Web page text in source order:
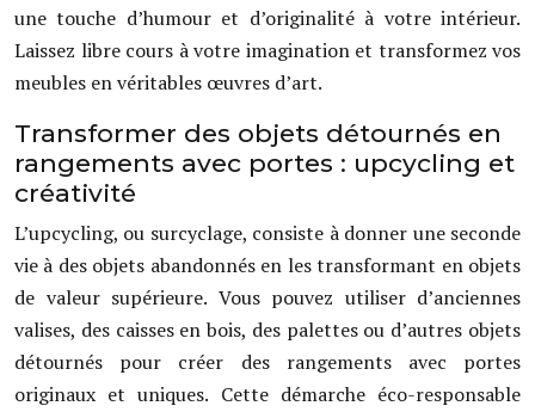
une touche d’humour et d’originalité à votre intérieur.
Laissez libre cours à votre imagination et transformez vos
meubles en véritables œuvres d’art.
Transformer des objets détournés en
rangements avec portes : upcycling et
créativité
L’upcycling, ou surcyclage, consiste à donner une seconde
vie à des objets abandonnés en les transformant en objets
de valeur supérieure. Vous pouvez utiliser d’anciennes
valises, des caisses en bois, des palettes ou d’autres objets
détournés pour créer des rangements avec portes
originaux et uniques. Cette démarche éco-responsable